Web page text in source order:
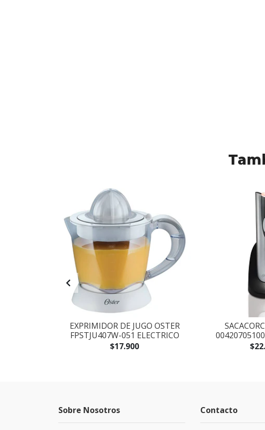
EXPRIMIDOR DE JUGO OSTER
FPSTJU407W-051 ELECTRICO
$17.900
Sobre Nosotros Contacto